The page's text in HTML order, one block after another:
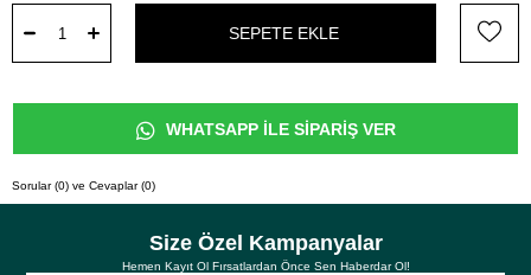
WHATSAPP İLE SİPARİŞ VER
Sorular (0) ve Cevaplar (0)
Size Özel Kampanyalar
Hemen Kayıt Ol Fırsatlardan Önce Sen Haberdar Ol!